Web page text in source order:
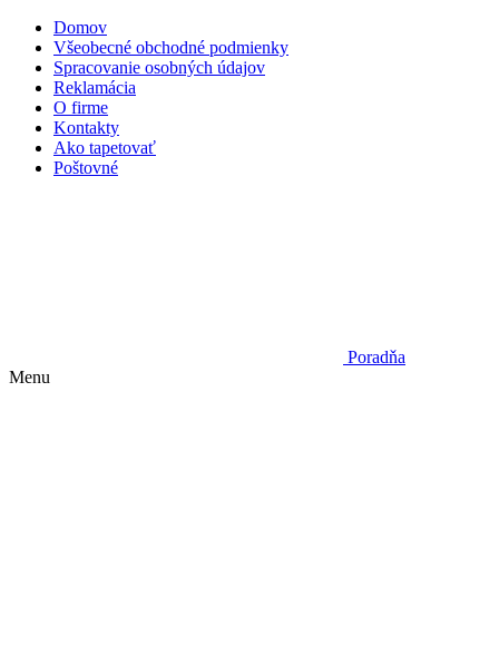
Domov
Všeobecné obchodné podmienky
Spracovanie osobných údajov
Reklamácia
O firme
Kontakty
Ako tapetovať
Poštovné
Poradňa
Menu